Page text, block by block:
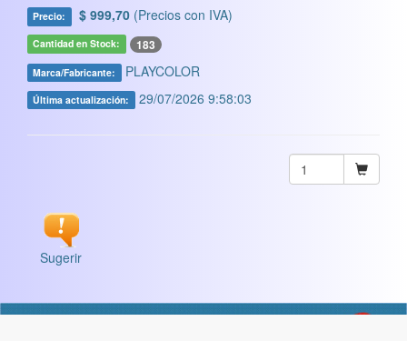
Precio: $ 999,70 (Precios con IVA)
Cantidad en Stock: 183
Marca/Fabricante: PLAYCOLOR
Última actualización: 29/07/2026 9:58:03
Sugerir